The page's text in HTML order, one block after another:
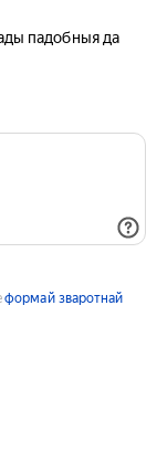
падобныя да
формай зваротнай